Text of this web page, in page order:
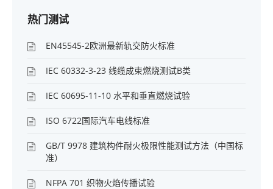
热门测试
EN45545-2欧洲最新轨交防火标准
IEC 60332-3-23 线缆成束燃烧测试B类
IEC 60695-11-10 水平和垂直燃烧试验
ISO 6722国际汽车电线标准
GB/T 9978 建筑构件耐火极限性能测试方法（中国标
准）
NFPA 701 织物火焰传播试验